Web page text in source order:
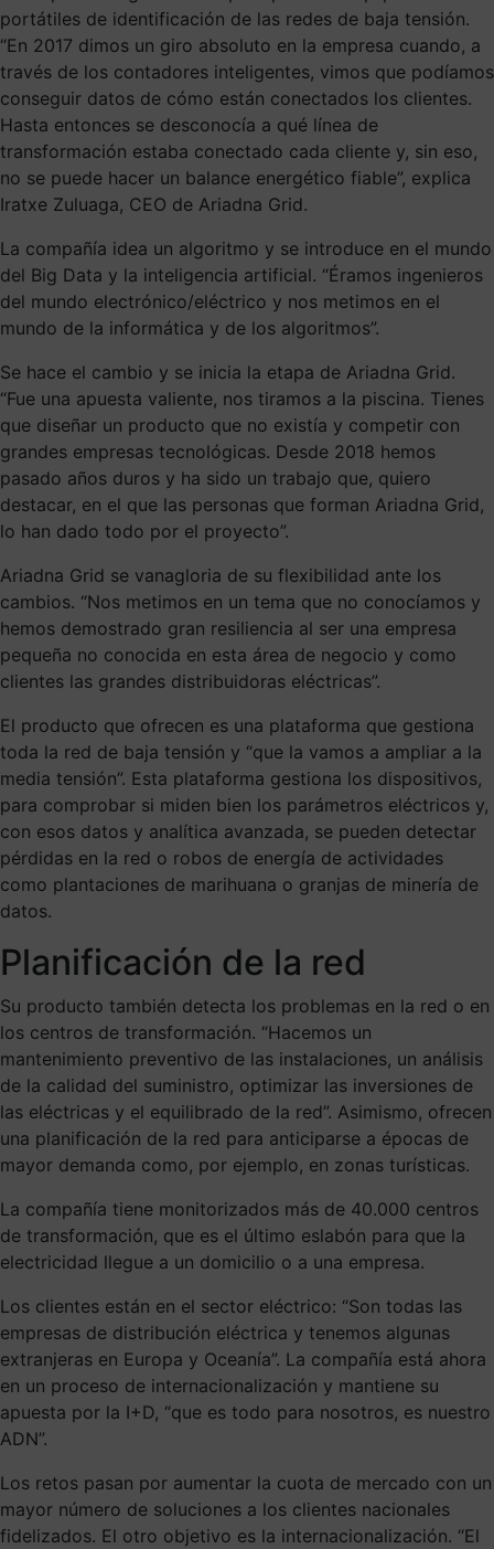
portátiles de identificación de las redes de baja tensión.
“En 2017 dimos un giro absoluto en la empresa cuando, a
través de los contadores inteligentes, vimos que podíamos
conseguir datos de cómo están conectados los clientes.
Hasta entonces se desconocía a qué línea de
transformación estaba conectado cada cliente y, sin eso,
no se puede hacer un balance energético fiable”, explica
Iratxe Zuluaga, CEO de Ariadna Grid.
La compañía idea un algoritmo y se introduce en el mundo
del Big Data y la inteligencia artificial. “Éramos ingenieros
del mundo electrónico/eléctrico y nos metimos en el
mundo de la informática y de los algoritmos”.
Se hace el cambio y se inicia la etapa de Ariadna Grid.
“Fue una apuesta valiente, nos tiramos a la piscina. Tienes
que diseñar un producto que no existía y competir con
grandes empresas tecnológicas. Desde 2018 hemos
pasado años duros y ha sido un trabajo que, quiero
destacar, en el que las personas que forman Ariadna Grid,
lo han dado todo por el proyecto”.
Ariadna Grid se vanagloria de su flexibilidad ante los
cambios. “Nos metimos en un tema que no conocíamos y
hemos demostrado gran resiliencia al ser una empresa
pequeña no conocida en esta área de negocio y como
clientes las grandes distribuidoras eléctricas”.
El producto que ofrecen es una plataforma que gestiona
toda la red de baja tensión y “que la vamos a ampliar a la
media tensión”. Esta plataforma gestiona los dispositivos,
para comprobar si miden bien los parámetros eléctricos y,
con esos datos y analítica avanzada, se pueden detectar
pérdidas en la red o robos de energía de actividades
como plantaciones de marihuana o granjas de minería de
datos.
Planificación de la red
Su producto también detecta los problemas en la red o en
los centros de transformación. “Hacemos un
mantenimiento preventivo de las instalaciones, un análisis
de la calidad del suministro, optimizar las inversiones de
las eléctricas y el equilibrado de la red”. Asimismo, ofrecen
una planificación de la red para anticiparse a épocas de
mayor demanda como, por ejemplo, en zonas turísticas.
La compañía tiene monitorizados más de 40.000 centros
de transformación, que es el último eslabón para que la
electricidad llegue a un domicilio o a una empresa.
Los clientes están en el sector eléctrico: “Son todas las
empresas de distribución eléctrica y tenemos algunas
extranjeras en Europa y Oceanía”. La compañía está ahora
en un proceso de internacionalización y mantiene su
apuesta por la I+D, “que es todo para nosotros, es nuestro
ADN”.
Los retos pasan por aumentar la cuota de mercado con un
mayor número de soluciones a los clientes nacionales
fidelizados. El otro objetivo es la internacionalización. “El